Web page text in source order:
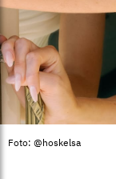
Foto: @hoskelsa